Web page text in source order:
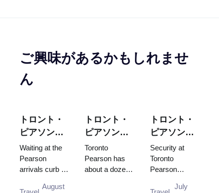
ご興味があるかもしれませ
ん
トロント・
ピアソン空
港でのピッ
クアップ：
待機場所と
到着ゲート
Waiting at the
Pearson
arrivals curb is
and there is no
August
トロント・
ピアソン空
港ラウン
ジ：実際に
利用できる
Toronto
Pearson has
about a dozen
トロント・
ピアソン空
港のセキュ
リティ検査
では、どの
くらい時間
Security at
Toronto
Pearson
in under 15
July